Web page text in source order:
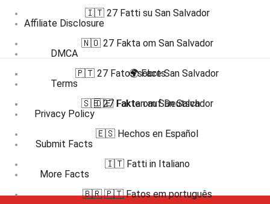
Affiliate Disclosure
DMCA
Terms
Privacy Policy
Submit Facts
More Facts
🇮🇹 27 Fatti su San Salvador
🇳🇴 27 Fakta om San Salvador
🇵🇹 27 Fatos sobre San Salvador
🇸🇪 27 Fakta om San Salvador
🌍 Facts
🇩🇪 Fakten auf Deutsch
🇪🇸 Hechos en Español
🇮🇹 Fatti in Italiano
🇧🇷 🇵🇹 Fatos em português